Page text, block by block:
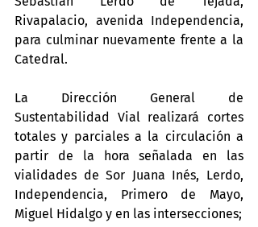
Rivapalacio, avenida Independencia,
para culminar nuevamente frente a la
Catedral.
La Dirección General de
Sustentabilidad Vial realizará cortes
totales y parciales a la circulación a
partir de la hora señalada en las
vialidades de Sor Juana Inés, Lerdo,
Independencia, Primero de Mayo,
Miguel Hidalgo y en las intersecciones;